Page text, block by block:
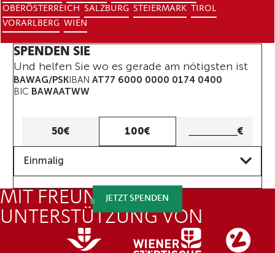
OBERÖSTERREICH SALZBURG STEIERMARK TIROL
VORARLBERG WIEN
SPENDEN SIE
Und helfen Sie wo es gerade am nötigsten ist
BAWAG/PSKIBAN AT77 6000 0000 0174 0400
BIC BAWAATWW
50€ 100€
Betrag
€
Einmalig
JETZT SPENDEN
MIT FREUNDLICHER
UNTERSTÜTZUNG VON